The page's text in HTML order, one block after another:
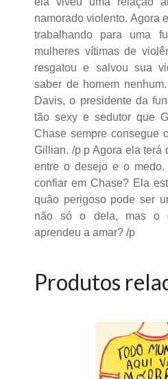
namorado violento. Agora
trabalhando para uma
mulheres vítimas de
resgatou e salvou sua
saber de homem
Davis, o presidente da
tão sexy e sedutor que
Chase sempre consegue
Gillian. /p p Agora ela terá
entre o desejo e o
confiar em Chase? Ela
quão perigoso pode ser
não só o dela, mas o
aprendeu a amar? /p
Produtos